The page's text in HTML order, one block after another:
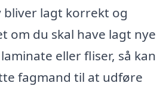
bliver lagt korrekt og
om du skal have lagt nye
eller fliser, så kan
fagmand til at udføre